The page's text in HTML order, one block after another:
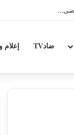
ضادTV إعلام